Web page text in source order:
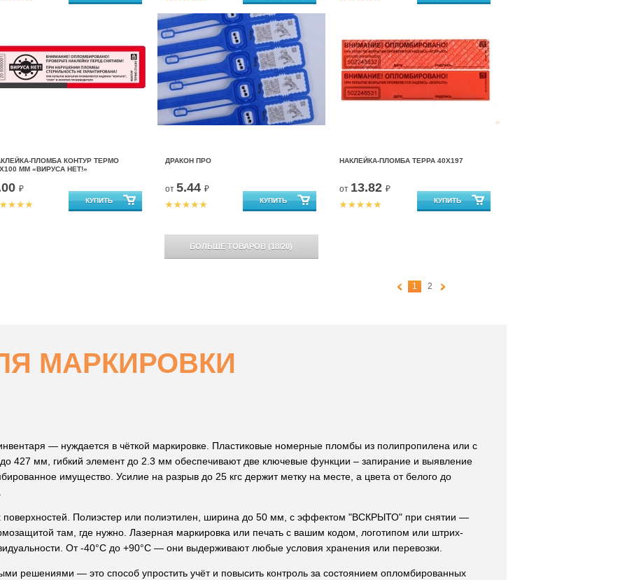
ПЛОМБА КОНТУР ТЕРМО
ММ «ВИРУСА НЕТ!»
₽
ДРАКОН ПРО
от 5.44 ₽
НАКЛЕЙКА-ПЛОМБА ТЕРРА 40Х197
от 13.82 ₽
БОЛЬШЕ ТОВАРОВ (18/20)
1 2
МАРКИРОВКИ
— нуждается в чёткой маркировке. Пластиковые номерные пломбы из полипропилена или с
427 мм, гибкий элемент до 2.3 мм обеспечивают две ключевые функции – запирание и выявление
имущество. Усилие на разрыв до 25 кгс держит метку на месте, а цвета от белого до
поверхностей. Полиэстер или полиэтилен, ширина до 50 мм, с эффектом "ВСКРЫТО" при снятии —
там, где нужно. Лазерная маркировка или печать с вашим кодом, логотипом или штрих-
От -40°C до +90°C — они выдерживают любые условия хранения или перевозки.
решениями — это способ упростить учёт и повысить контроль за состоянием опломбированных